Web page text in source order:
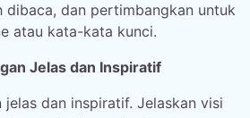
dibaca, dan pertimbangkan untuk
atau kata-kata kunci.
Jelas dan Inspiratif
jelas dan inspiratif. Jelaskan visi